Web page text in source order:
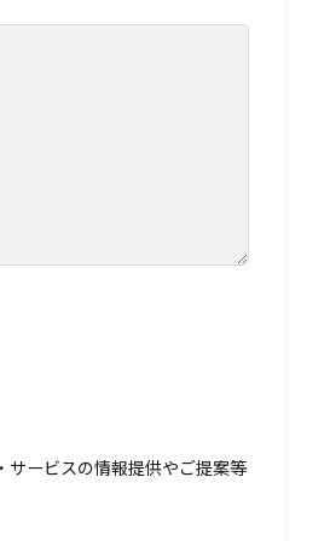
サービスの情報提供やご提案等